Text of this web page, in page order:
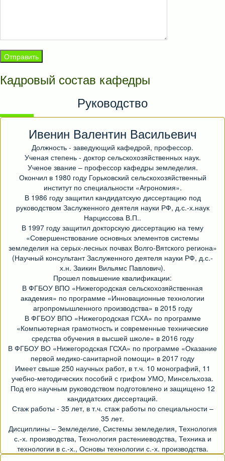
Кадровый состав кафедры
Руководство
Ивенин Валентин Васильевич
Должность - заведующий кафедрой, профессор.
Ученая степень - доктор сельскохозяйственных наук.
Ученое звание – профессор кафедры земледелия.
Окончил в 1980 году Горьковский сельскохозяйственный
институт по специальности «Агрономия».
В 1986 году защитил кандидатскую диссертацию под
руководством Заслуженного деятеля науки РФ, д.с.-х.наук
Нарциссова В.П..
В 1997 году защитил докторскую диссертацию на тему
«Совершенствование основных элементов системы
земледелия на серых-лесных почвах Волго-Вятского региона»
(Научный консультант Заслуженного деятеля науки РФ, д.с.-
х.н. Заикин Вильямс Павлович).
Прошел повышение квалификации:
В ФГБОУ ВПО «Нижегородская сельскохозяйственная
академия» по программе «Инновационные технологии
агропромышленного производства» в 2015 году
В ФГБОУ ВПО «Нижегородская ГСХА» по программе
«Компьютерная грамотность и современные технические
средства обучения в высшей школе» в 2016 году
В ФГБОУ ВО «Нижегородская ГСХА» по программе «Оказание
первой медико-санитарной помощи» в 2017 году
Имеет свыше 250 научных работ, в т.ч. 10 монографий, 11
учебно-методических пособий с грифом УМО, Минсельхоза.
Под его научным руководством подготовлено и защищено 12
кандидатских диссертаций.
Стаж работы - 35 лет, в т.ч. стаж работы по специальности –
35 лет.
Дисциплины – Земледелие, Системы земледелия, Технология
с.-х. производства, Технология растениеводства, Техника и
технологии в с.-х., Основы технологии с.-х. производства.